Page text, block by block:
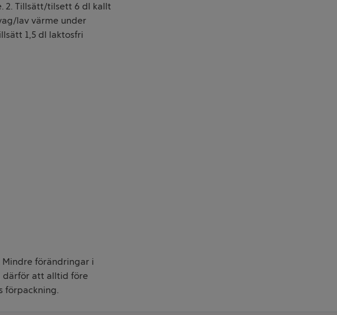
2. Tillsätt/tilsett 6 dl kallt
lav värme under
1,5 dl laktosfri
förändringar i
därför att alltid före
förpackning.